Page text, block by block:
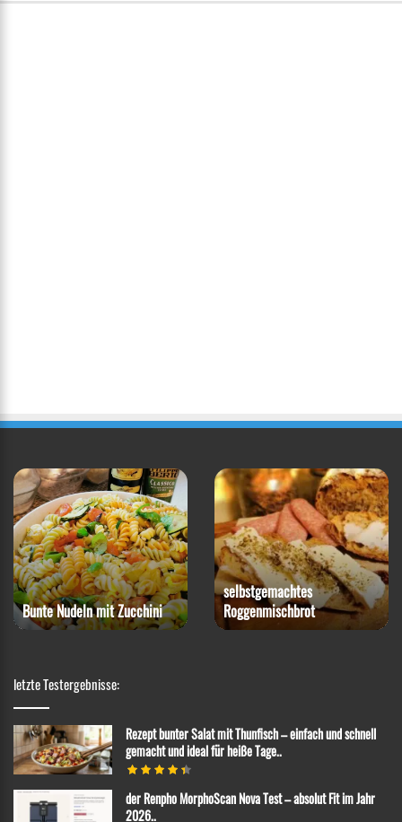
Bunte Nudeln mit Zucchini
selbstgemachtes
Roggenmischbrot
letzte Testergebnisse:
Rezept bunter Salat mit Thunfisch – einfach und schnell
gemacht und ideal für heiße Tage..
der Renpho MorphoScan Nova Test – absolut Fit im Jahr
2026..